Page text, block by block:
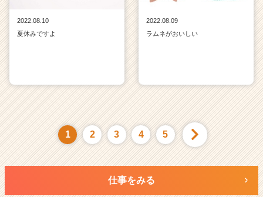
2022.08.10
夏休みですよ
2022.08.09
ラムネがおいしい
1 2 3 4 5
仕事をみる